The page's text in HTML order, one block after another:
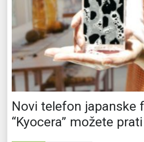
Novi telefon japanske
“Kyocera” možete